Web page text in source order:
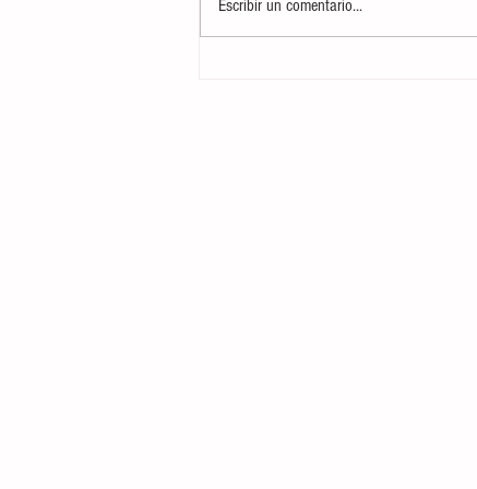
Escribir un comentario...